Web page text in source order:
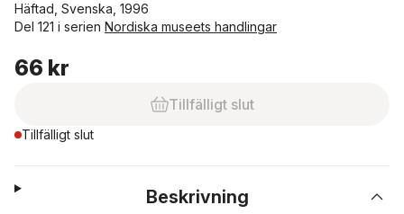
Häftad, Svenska, 1996
Del 121 i serien Nordiska museets handlingar
66 kr
Tillfälligt slut
Tillfälligt slut
Beskrivning